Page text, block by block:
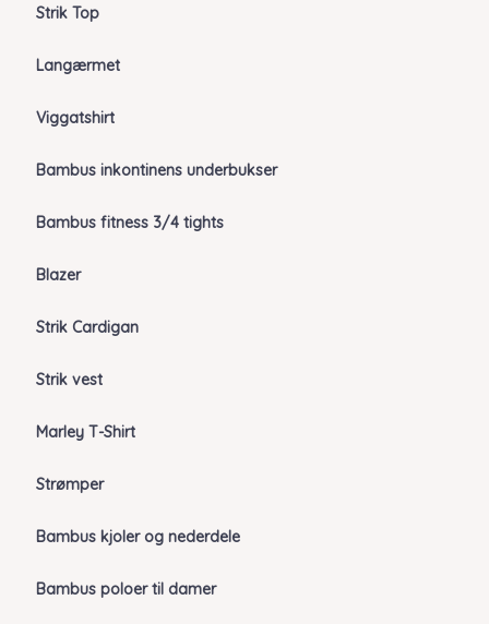
Strik Top
Langærmet
Viggatshirt
Bambus inkontinens underbukser
Bambus fitness 3/4 tights
Blazer
Strik Cardigan
Strik vest
Marley T-Shirt
Strømper
Bambus kjoler og nederdele
Bambus poloer til damer